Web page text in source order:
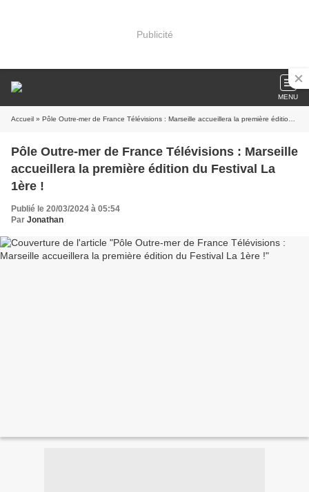
Publicité
MENU
Accueil » Pôle Outre-mer de France Télévisions : Marseille accueillera la première édition du Festival La 1ère !
Pôle Outre-mer de France Télévisions : Marseille
accueillera la première édition du Festival La
1ère !
Publié le 20/03/2024 à 05:54
Par Jonathan